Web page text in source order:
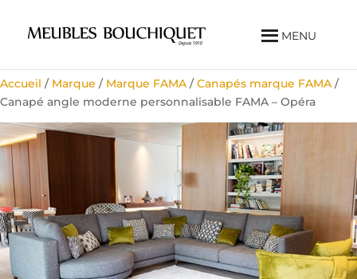
MENU
Accueil / Marque / Marque FAMA /Canapés marque FAMA /
Canapé angle moderne personnalisable FAMA – Opéra